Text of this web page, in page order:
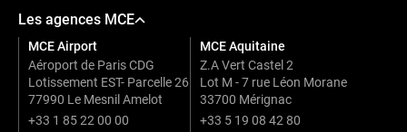
Les agences MCE
MCE Airport
Aéroport de Paris CDG
Lotissement EST- Parcelle 26
77990 Le Mesnil Amelot
+33 1 85 22 00 00
MCE Aquitaine
Z.A Vert Castel 2
Lot M - 7 rue Léon Morane
33700 Mérignac
+33 5 19 08 42 80